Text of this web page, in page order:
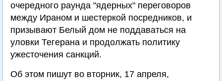
очередного раунда "ядерных" переговоров
между Ираном и шестеркой посредников, и
призывают Белый дом не поддаваться на
уловки Тегерана и продолжать политику
ужесточения санкций.
Об этом пишут во вторник, 17 апреля,